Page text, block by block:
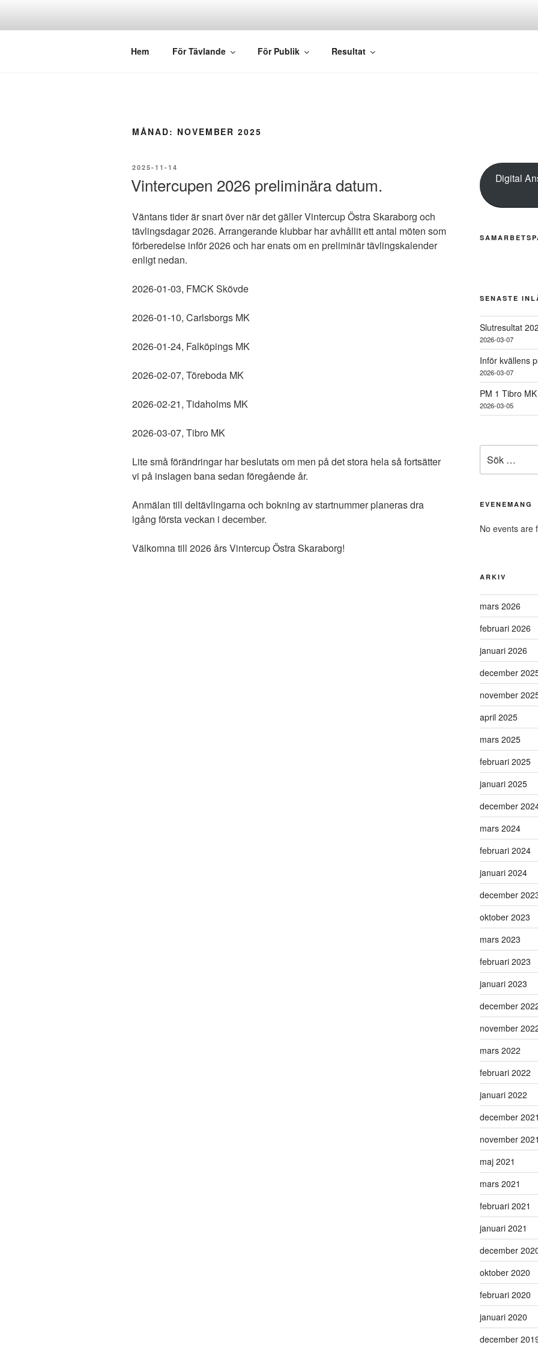
VINTERCUPEN ÖSTRA
Vinterenduro
Hem För Tävlande För Publik Resultat
MÅNAD: NOVEMBER 2025
PUBLICERAT
2025-11-14
Vintercupen 2026 preliminära datum.
Väntans tider är snart över när det gäller Vintercup Östra Skaraborg och
tävlingsdagar 2026. Arrangerande klubbar har avhållit ett antal möten som
förberedelse inför 2026 och har enats om en preliminär tävlingskalender
enligt nedan.
2026-01-03, FMCK Skövde
2026-01-10, Carlsborgs MK
2026-01-24, Falköpings MK
2026-02-07, Töreboda MK
2026-02-21, Tidaholms MK
2026-03-07, Tibro MK
Lite små förändringar har beslutats om men på det stora hela så fortsätter
vi på inslagen bana sedan föregående år.
Anmälan till deltävlingarna och bokning av startnummer planeras dra
igång första veckan i december.
Välkomna till 2026 års Vintercup Östra Skaraborg!
Digital
SENASTE
Slutresultat
2026-03-07
Inför kvällens
2026-03-07
PM 1 Tibro
2026-03-05
efter:
EVENEMANG
No events are
ARKIV
mars 2026
februari 2026
januari 2026
december
november
april 2025
mars 2025
februari 2025
januari 2025
december
mars 2024
februari 2024
januari 2024
december
oktober 2023
mars 2023
februari 2023
januari 2023
december
november
mars 2022
februari 2022
januari 2022
december 2021
november 2021
maj 2021
mars 2021
februari 2021
januari 2021
december
oktober 2020
februari 2020
januari 2020
december